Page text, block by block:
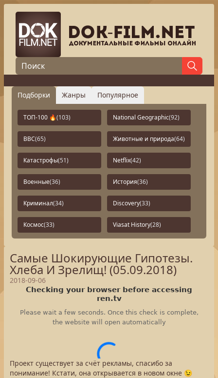
Подборки Жанры Популярное
ТОП-100 🔥(103) National Geographic(92)
BBC(65) Животные и природа(64)
Катастрофы(51) Netflix(42)
Военные(36) История(36)
Криминал(34) Discovery(33)
Космос(33) Viasat History(28)
Самые Шокирующие Гипотезы.
Хлеба И Зрелищ! (05.09.2018)
2018-09-06
Проект существует за счёт рекламы, спасибо за
понимание! Кстати, она открывается в новом окне 😉